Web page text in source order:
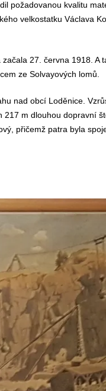
požadovanou kvalitu
velkostatku Václava
27. června 1918. A
ze Solvayových lomů.
nad obcí Loděnice.
m dlouhou dopravní
přičemž patra byla